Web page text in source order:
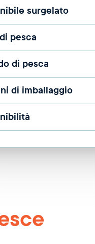
surgelato
pesca
di pesca
di imballaggio